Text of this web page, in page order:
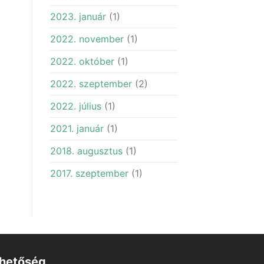
2023. január(1)
2022. november(1)
2022. október(1)
2022. szeptember(2)
2022. július(1)
2021. január(1)
2018. augusztus(1)
2017. szeptember(1)